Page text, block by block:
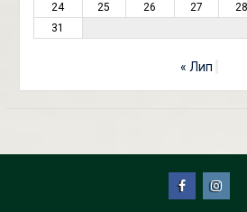
24
25 26 27 28
31
« Лип